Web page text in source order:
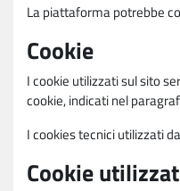
La piattaforma potrebbe
Cookie
I cookie utilizzati sul sito
cookie, indicati nel
I cookies tecnici utilizzati
Cookie